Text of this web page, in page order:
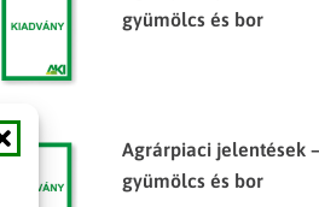
gyümölcs és bor
Agrárpiaci jelentések
gyümölcs és bor